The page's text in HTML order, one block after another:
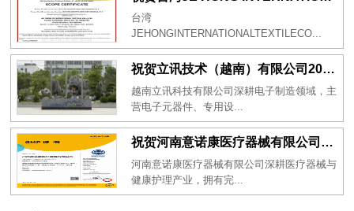
台湾
JEHONGINTERNATIONALTEXTILECO...
祝贺立讯技术（越南）有限公司2026年一次性成功通过RBA-VAP审核获得金牌评级！
越南立讯科技有限公司深耕电子制造领域，主
营电子元器件、专用设...
祝贺河南意诺康医疗器械有限公司2026年一次性成功通过GMP认证
河南意诺康医疗器械有限公司深耕医疗器械与
健康护理产业，拥有完...